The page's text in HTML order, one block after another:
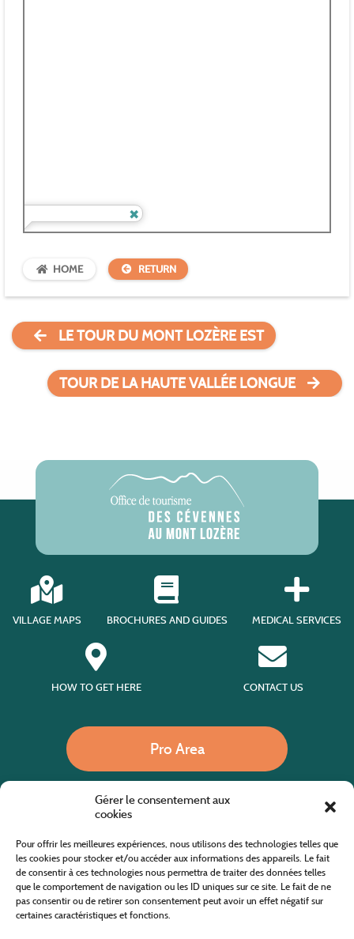
Gérer le consentement aux
cookies
Pour offrir les meilleures expériences, nous utilisons des technologies telles que
les cookies pour stocker et/ou accéder aux informations des appareils. Le fait
de consentir à ces technologies nous permettra de traiter des données telles
que le comportement de navigation ou les ID uniques sur ce site. Le fait de ne
pas consentir ou de retirer son consentement peut avoir un effet négatif sur
certaines caractéristiques et fonctions.
HOME RETURN
LE TOUR DU MONT LOZÈRE EST
TOUR DE LA HAUTE VALLÉE LONGUE
VILLAGE MAPS BROCHURES AND GUIDES MEDICAL SERVICES
HOW TO GET HERE CONTACT US
Pro Area
Website co-financed by the European Agricultural Fund for Rural Development
Europe invests in rural areas